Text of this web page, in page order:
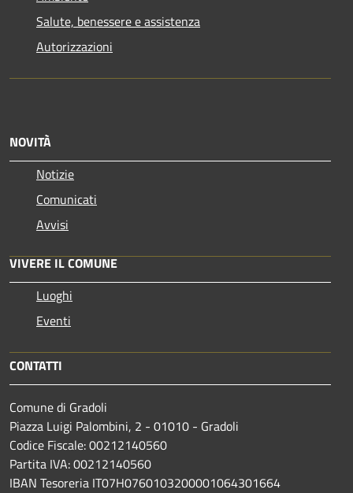
Salute, benessere e assistenza
Autorizzazioni
NOVITÀ
Notizie
Comunicati
Avvisi
VIVERE IL COMUNE
Luoghi
Eventi
CONTATTI
Comune di Gradoli
Piazza Luigi Palombini, 2 - 01010 - Gradoli
Codice Fiscale: 00212140560
Partita IVA: 00212140560
IBAN Tesoreria IT07H0760103200001064301664